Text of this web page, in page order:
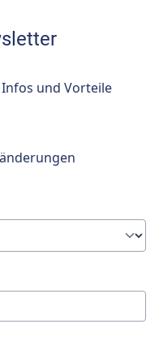
Infos und Vorteile